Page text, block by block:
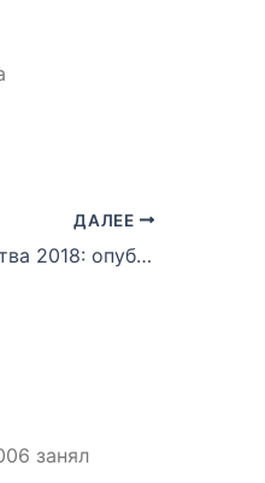
ДАЛЕЕ
Кубок Содружества 2018: опубликован календарь турнира